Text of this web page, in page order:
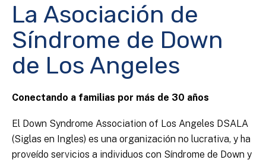
La Asociación de
Síndrome de Down
de Los Angeles
Conectando a familias por más de 30 años
El Down Syndrome Association of Los Angeles DSALA
(Siglas en Ingles) es una organización no lucrativa, y ha
proveído servicios a individuos con Síndrome de Down y